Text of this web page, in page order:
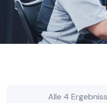
Alle 4